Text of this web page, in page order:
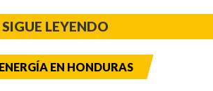
SIGUE LEYENDO
EN HONDURAS